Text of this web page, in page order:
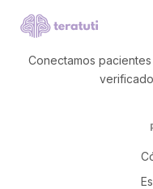
Conectamos